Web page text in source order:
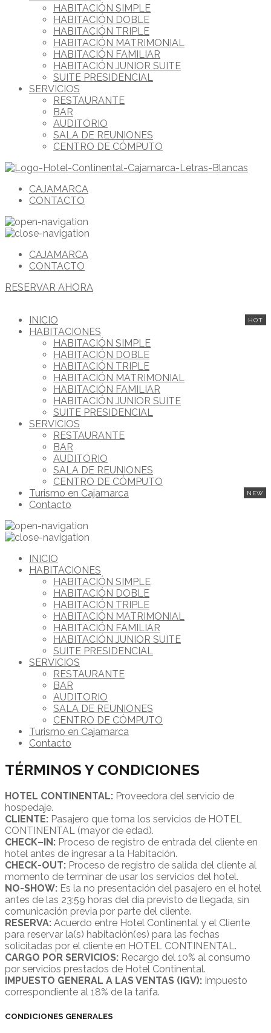
HABITACIÓN SIMPLE
HABITACIÓN DOBLE
HABITACIÓN TRIPLE
HABITACIÓN MATRIMONIAL
HABITACIÓN FAMILIAR
HABITACIÓN JUNIOR SUITE
SUITE PRESIDENCIAL
SERVICIOS
RESTAURANTE
BAR
AUDITORIO
SALA DE REUNIONES
CENTRO DE CÓMPUTO
CAJAMARCA
CONTACTO
CAJAMARCA
CONTACTO
RESERVAR AHORA
INICIO
HABITACIONES
HABITACIÓN SIMPLE
HABITACIÓN DOBLE
HABITACIÓN TRIPLE
HABITACIÓN MATRIMONIAL
HABITACIÓN FAMILIAR
HABITACIÓN JUNIOR SUITE
SUITE PRESIDENCIAL
SERVICIOS
RESTAURANTE
BAR
AUDITORIO
SALA DE REUNIONES
CENTRO DE CÓMPUTO
Turismo en Cajamarca
Contacto
INICIO
HABITACIONES
HABITACIÓN SIMPLE
HABITACIÓN DOBLE
HABITACIÓN TRIPLE
HABITACIÓN MATRIMONIAL
HABITACIÓN FAMILIAR
HABITACIÓN JUNIOR SUITE
SUITE PRESIDENCIAL
SERVICIOS
RESTAURANTE
BAR
AUDITORIO
SALA DE REUNIONES
CENTRO DE CÓMPUTO
Turismo en Cajamarca
Contacto
TÉRMINOS Y CONDICIONES
HOTEL CONTINENTAL: Proveedora del servicio de
hospedaje.
CLIENTE: Pasajero que toma los servicios de HOTEL
CONTINENTAL (mayor de edad).
CHECK–IN: Proceso de registro de entrada del cliente en
hotel antes de ingresar a la Habitación.
CHECK-OUT: Proceso de registro de salida del cliente al
momento de terminar de usar los servicios del hotel.
NO-SHOW: Es la no presentación del pasajero en el hotel
antes de las 23:59 horas del día previsto de llegada, sin
comunicación previa por parte del cliente.
RESERVA: Acuerdo entre Hotel Continental y el Cliente
para reservar la(s) habitación(es) para las fechas
solicitadas por el cliente en HOTEL CONTINENTAL.
CARGO POR SERVICIOS: Recargo del 10% al consumo
por servicios prestados de Hotel Continental.
IMPUESTO GENERAL A LAS VENTAS (IGV): Impuesto
correspondiente al 18% de la tarifa.
CONDICIONES GENERALES